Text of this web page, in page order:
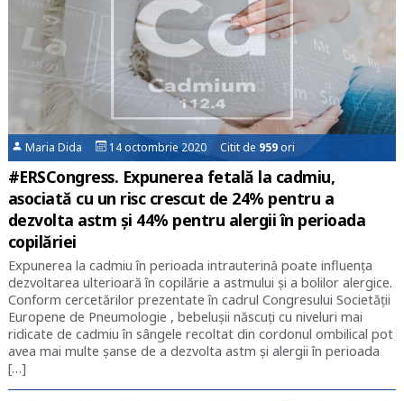
Maria Dida 14 octombrie 2020 Citit de 959ori
#ERSCongress. Expunerea fetală la cadmiu,
asociată cu un risc crescut de 24% pentru a
dezvolta astm și 44% pentru alergii în perioada
copilăriei
Expunerea la cadmiu în perioada intrauterină poate influența
dezvoltarea ulterioară în copilărie a astmului și a bolilor alergice.
Conform cercetărilor prezentate în cadrul Congresului Societății
Europene de Pneumologie , bebelușii născuți cu niveluri mai
ridicate de cadmiu în sângele recoltat din cordonul ombilical pot
avea mai multe șanse de a dezvolta astm și alergii în perioada
[…]